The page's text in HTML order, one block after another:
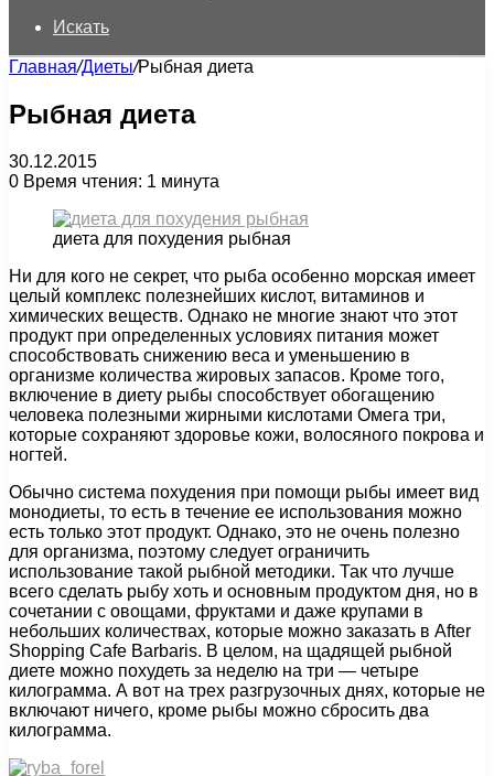
Искать
Главная/Диеты/Рыбная диета
Рыбная диета
30.12.2015
0 Время чтения: 1 минута
диета для похудения рыбная
Ни для кого не секрет, что рыба особенно морская имеет
целый комплекс полезнейших кислот, витаминов и
химических веществ. Однако не многие знают что этот
продукт при определенных условиях питания может
способствовать снижению веса и уменьшению в
организме количества жировых запасов. Кроме того,
включение в диету рыбы способствует обогащению
человека полезными жирными кислотами Омега три,
которые сохраняют здоровье кожи, волосяного покрова и
ногтей.
Обычно система похудения при помощи рыбы имеет вид
монодиеты, то есть в течение ее использования можно
есть только этот продукт. Однако, это не очень полезно
для организма, поэтому следует ограничить
использование такой рыбной методики. Так что лучше
всего сделать рыбу хоть и основным продуктом дня, но в
сочетании с овощами, фруктами и даже крупами в
небольших количествах, которые можно заказать в After
Shopping Cafe Barbaris. В целом, на щадящей рыбной
диете можно похудеть за неделю на три — четыре
килограмма. А вот на трех разгрузочных днях, которые не
включают ничего, кроме рыбы можно сбросить два
килограмма.